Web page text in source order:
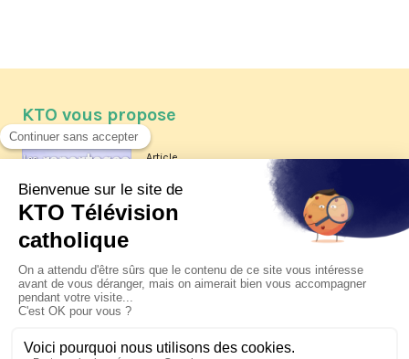
KTO vous propose
Article
Les reportages d'été 2026 de KTO
La visite pastorale du pape Léon
XIV à Assise à suivre sur KTO le
jeudi 6 août
Le pape en Uruguay, Argentine et